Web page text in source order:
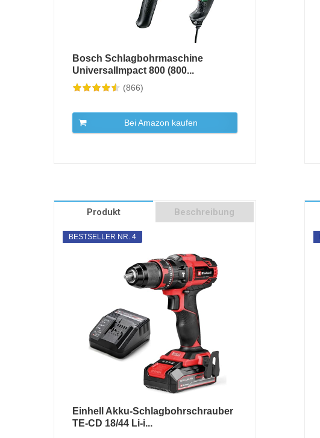
Bosch Schlagbohrmaschine
UniversalImpact 800 (800...
(866)
Bei Amazon kaufen
Produkt Beschreibung
BESTSELLER NR. 4
Einhell Akku-Schlagbohrschrauber
TE-CD 18/44 Li-i...